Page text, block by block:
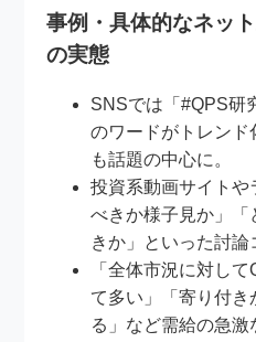
事例・具体的なネッ
の実態
SNSでは「#QPS研
のワードがトレン
も話題の中心に。
投資系動画サイトや
べきか様子見か」
きか」といった討論
「全体市況に対し
て多い」「寄り付
る」など需給の急